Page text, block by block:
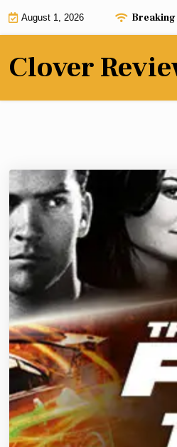
August 1, 2026 Breaking
Review Film Terbaru dengan
Clover